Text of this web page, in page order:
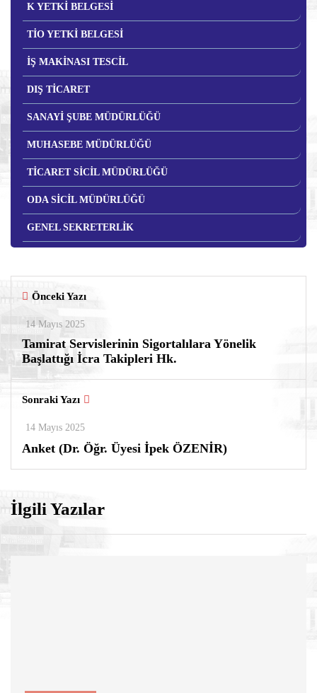
K YETKİ BELGESİ
TİO YETKİ BELGESİ
İŞ MAKİNASI TESCİL
DIŞ TİCARET
SANAYİ ŞUBE MÜDÜRLÜĞÜ
MUHASEBE MÜDÜRLÜĞÜ
TİCARET SİCİL MÜDÜRLÜĞÜ
ODA SİCİL MÜDÜRLÜĞÜ
GENEL SEKRETERLİK
Önceki Yazı
14 Mayıs 2025
Tamirat Servislerinin Sigortalılara Yönelik
Başlattığı İcra Takipleri Hk.
Sonraki Yazı
14 Mayıs 2025
Anket (Dr. Öğr. Üyesi İpek ÖZENİR)
İlgili Yazılar